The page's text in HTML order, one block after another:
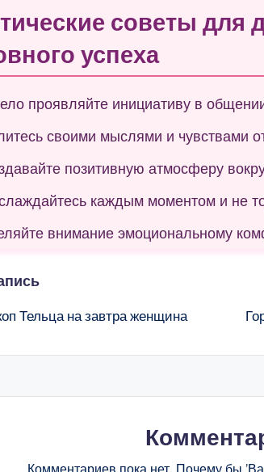
советы для
успеха
проявляйте инициативу в
своими мыслями и чувствами
позитивную атмосферу
каждым моментом и не
внимание эмоциональному
Тельца на завтра женщина
Комментариев пока нет. Почему бы